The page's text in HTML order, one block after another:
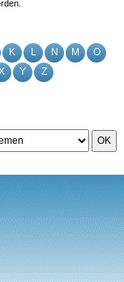
K L N M
O
Y Z
OK